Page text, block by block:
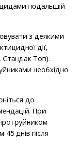
подальшій
з деякими
дії,
Стандак Топ).
необхідно
до
При
45 днів після